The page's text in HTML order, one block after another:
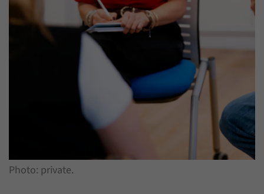
Photo: private.
Zweck
generierte ID, für die historische Speicherung
Ihrer vorgenommen Einstellungen, falls der
Webseiten-Betreiber dies eingestellt hat.
Name _pk_ref
Matomo
Mit diesem Cookie können wir speichern, von
welcher Internetseite oder Suchmaschine
Besucher durch eine Verlinkung auf unsere
Internetseite weitergeleitet wurden.
Name